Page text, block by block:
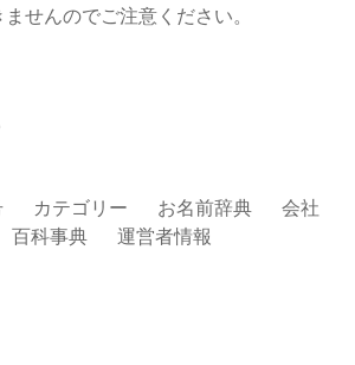
せんのでご注意ください。
カテゴリー お名前辞典
会社
百科事典 運営者情報